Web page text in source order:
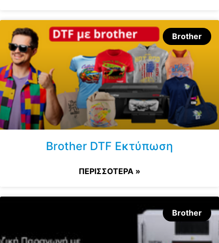
Brother
Brother DTF Εκτύπωση
ΠΕΡΙΣΣΟΤΕΡΑ »
Brother